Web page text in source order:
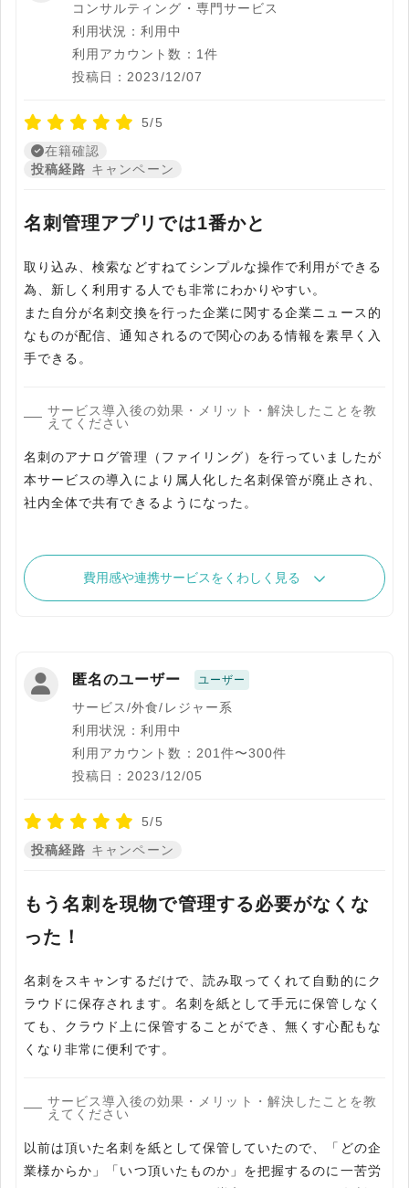
コンサルティング・専門サービス
利用状況：利用中
利用アカウント数：1件
投稿日：2023/12/07
5/5
在籍確認
投稿経路 キャンペーン
名刺管理アプリでは1番かと
取り込み、検索などすねてシンプルな操作で利用ができる
為、新しく利用する人でも非常にわかりやすい。
また自分が名刺交換を行った企業に関する企業ニュース的
なものが配信、通知されるので関心のある情報を素早く入
手できる。
サービス導入後の効果・メリット・解決したことを教
えてください
名刺のアナログ管理（ファイリング）を行っていましたが
本サービスの導入により属人化した名刺保管が廃止され、
社内全体で共有できるようになった。
費用感や連携サービスをくわしく見る
匿名のユーザー ユーザー
サービス/外食/レジャー系
利用状況：利用中
利用アカウント数：201件〜300件
投稿日：2023/12/05
5/5
投稿経路 キャンペーン
もう名刺を現物で管理する必要がなくな
った！
名刺をスキャンするだけで、読み取ってくれて自動的にク
ラウドに保存されます。名刺を紙として手元に保管しなく
ても、クラウド上に保管することができ、無くす心配もな
くなり非常に便利です。
サービス導入後の効果・メリット・解決したことを教
えてください
以前は頂いた名刺を紙として保管していたので、「どの企
業様からか」「いつ頂いたものか」を把握するのに一苦労